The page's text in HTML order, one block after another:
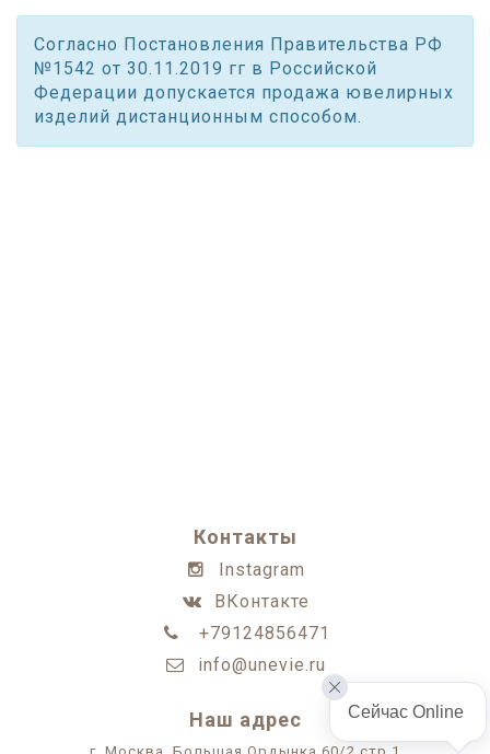
Согласно Постановления Правительства РФ
№1542 от 30.11.2019 гг в Российской
Федерации допускается продажа ювелирных
изделий дистанционным способом.
Контакты
Instagram
ВКонтакте
+79124856471
info@unevie.ru
Наш адрес Сейчас Online